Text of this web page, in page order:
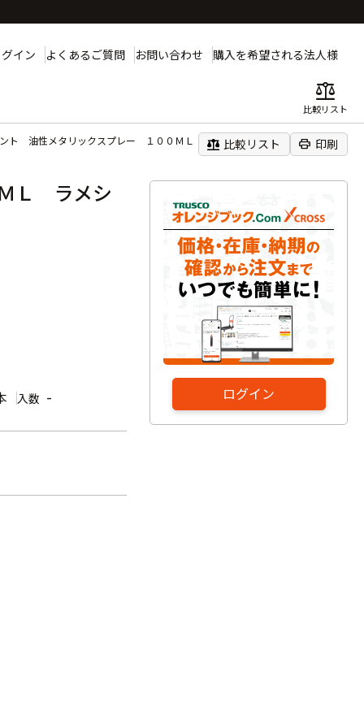
イン よくあるご質問 お問い合わせ 購入を希望される法人様
balance
比較リスト
ント 油性メタリックスプレー １００ＭＬ ラメシルバー
balance 比較リスト print 印刷
ログイン
Ｌ ラメシ
入数 -